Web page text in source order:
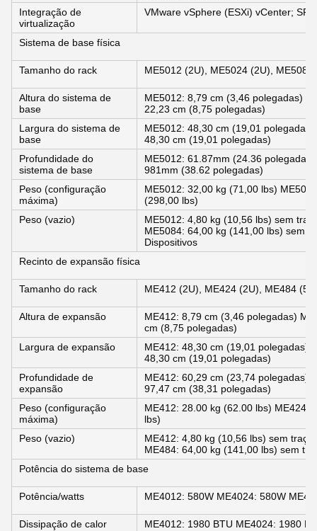
Integração de
virtualização
VMware vSphere (ESXi) vCenter;
Sistema de base física
Tamanho do rack ME5012 (2U), ME5024 (2U), ME5084
Altura do sistema de
base
ME5012: 8,79 cm (3,46 polegadas)
22,23 cm (8,75 polegadas)
Largura do sistema de
base
ME5012: 48,30 cm (19,01
48,30 cm (19,01 polegadas)
Profundidade do
sistema de base
ME5012: 61.87mm (24.36
981mm (38.62 polegadas)
Peso (configuração
máxima)
ME5012: 32,00 kg (71,00 lbs)
(298,00 lbs)
Peso (vazio)
ME5012: 4,80 kg (10,56 lbs) sem
ME5084: 64,00 kg (141,00 lbs) sem
Dispositivos
Recinto de expansão física
Tamanho do rack ME412 (2U), ME424 (2U), ME484
Altura de expansão
ME412: 8,79 cm (3,46 polegadas)
cm (8,75 polegadas)
Largura de expansão
ME412: 48,30 cm (19,01 polegadas)
48,30 cm (19,01 polegadas)
Profundidade de
expansão
ME412: 60,29 cm (23,74 polegadas)
97,47 cm (38,31 polegadas)
Peso (configuração
máxima)
ME412: 28.00 kg (62.00 lbs) ME424:
lbs)
Peso (vazio)
ME412: 4,80 kg (10,56 lbs) sem
ME484: 64,00 kg (141,00 lbs) sem
Potência do sistema de base
Potência/watts ME4012: 580W ME4024: 580W
Dissipação de calor ME4012: 1980 BTU ME4024: 1980